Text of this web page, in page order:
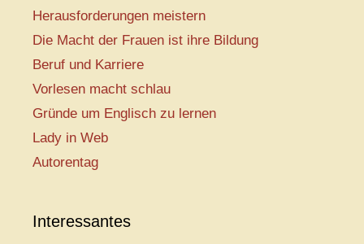
Herausforderungen meistern
Die Macht der Frauen ist ihre Bildung
Beruf und Karriere
Vorlesen macht schlau
Gründe um Englisch zu lernen
Lady in Web
Autorentag
Interessantes